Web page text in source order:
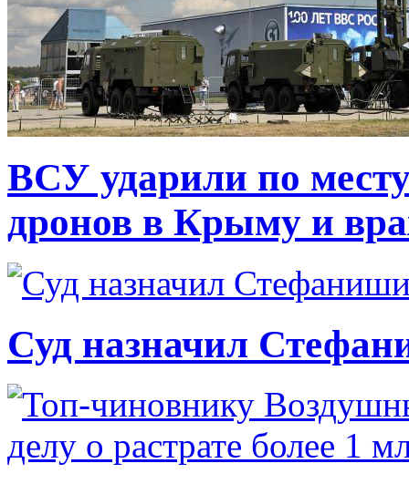
ВСУ ударили по
дронов в Крыму и
Суд назначил